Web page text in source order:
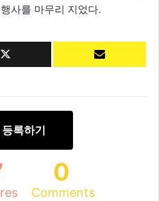
사를 마무리 지었다.
록하기
0
Comments